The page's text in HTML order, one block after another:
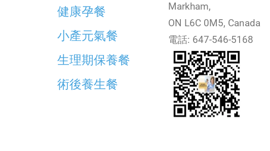
健康孕餐
小產元氣餐
生理期保養餐
術後養生餐
Markham,
ON L6C 0M5, Canada
電話: 647-546-5168